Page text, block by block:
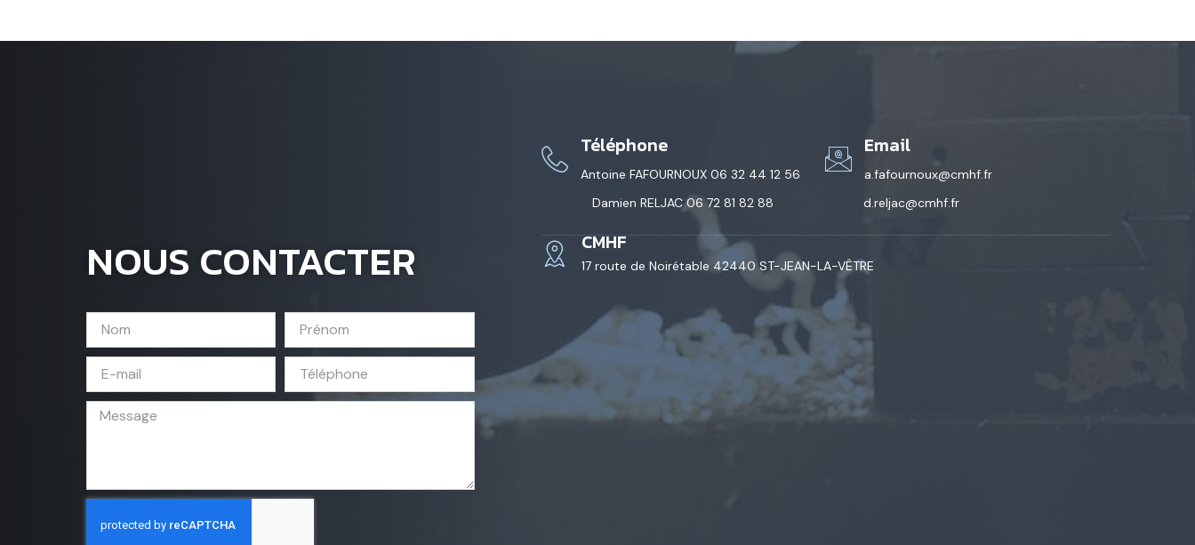
NOUS CONTACTER
Téléphone
Antoine FAFOURNOUX 06 32 44 12 56
Damien RELJAC 06 72 81 82 88
Email
a.fafournoux@cmhf.fr
d.reljac@cmhf.fr
CMHF
17 route de Noirétable 42440 ST-JEAN-LA-VÊTRE